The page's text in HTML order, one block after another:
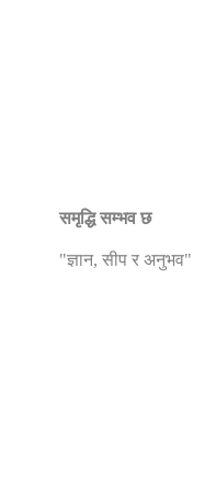
समृद्धि सम्भव छ
"ज्ञान, सीप र अनुभव"